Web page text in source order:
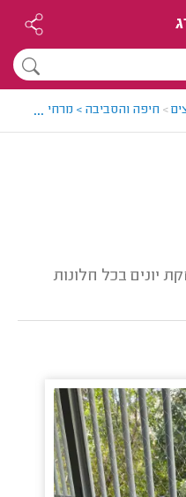
> חיפה והסביבה > מרחיק יונים
...
יונים בכל חלונות